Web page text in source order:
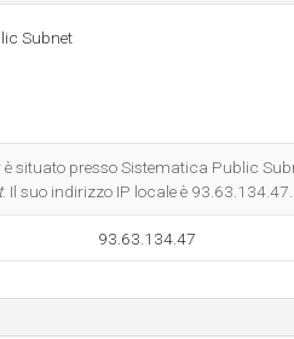
Subnet
è situato presso Sistematica Public
. Il suo indirizzo IP locale è 93.63.134.47.
93.63.134.47